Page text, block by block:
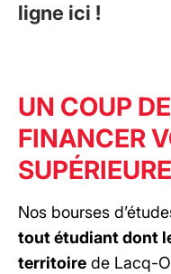
ligne ici !
UN COUP
FINANCER
Nos bourses
tout étudiant dont
territoire de Lacq-